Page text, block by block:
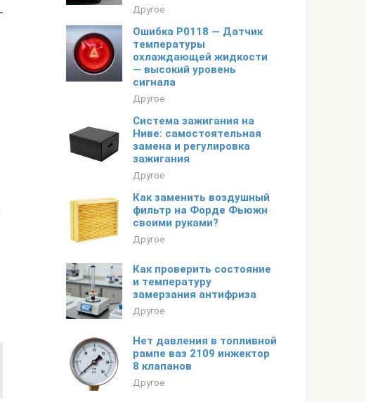
Другое
Ошибка P0118 — Датчик
температуры
охлаждающей жидкости
— высокий уровень
сигнала
Другое
Система зажигания на
Ниве: самостоятельная
замена и регулировка
зажигания
Другое
Как заменить воздушный
фильтр на Форде Фьюжн
своими руками?
Другое
Как проверить состояние
и температуру
замерзания антифриза
Другое
Нет давления в топливной
рампе ваз 2109 инжектор
8 клапанов
Другое